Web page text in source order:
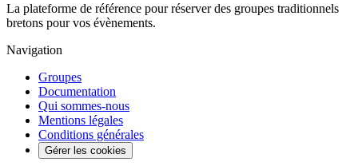
La plateforme de référence pour réserver des groupes traditionnels
bretons pour vos évènements.
Navigation
Groupes
Documentation
Qui sommes-nous
Mentions légales
Conditions générales
Gérer les cookies